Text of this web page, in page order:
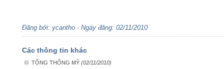
Đăng bởi: ycantho - Ngày đăng: 02/11/2010
Các thông tin khác
TỔNG THỐNG MỸ (02/11/2010)